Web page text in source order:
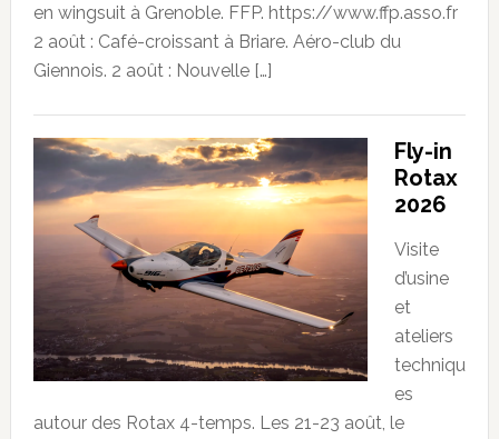
en wingsuit à Grenoble. FFP. https://www.ffp.asso.fr
2 août : Café-croissant à Briare. Aéro-club du
Giennois. 2 août : Nouvelle […]
Fly-in
Rotax
2026
Visite
d’usine
et
ateliers
techniqu
es
autour des Rotax 4-temps. Les 21-23 août, le